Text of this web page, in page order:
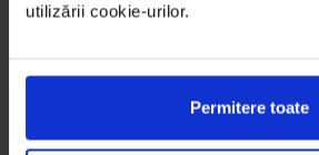
utilizării cookie-urilor.
Permitere toate